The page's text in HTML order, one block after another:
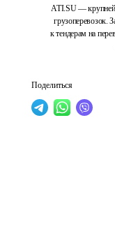
ATI.SU —
грузоперевозок.
к тендерам на
Поделиться